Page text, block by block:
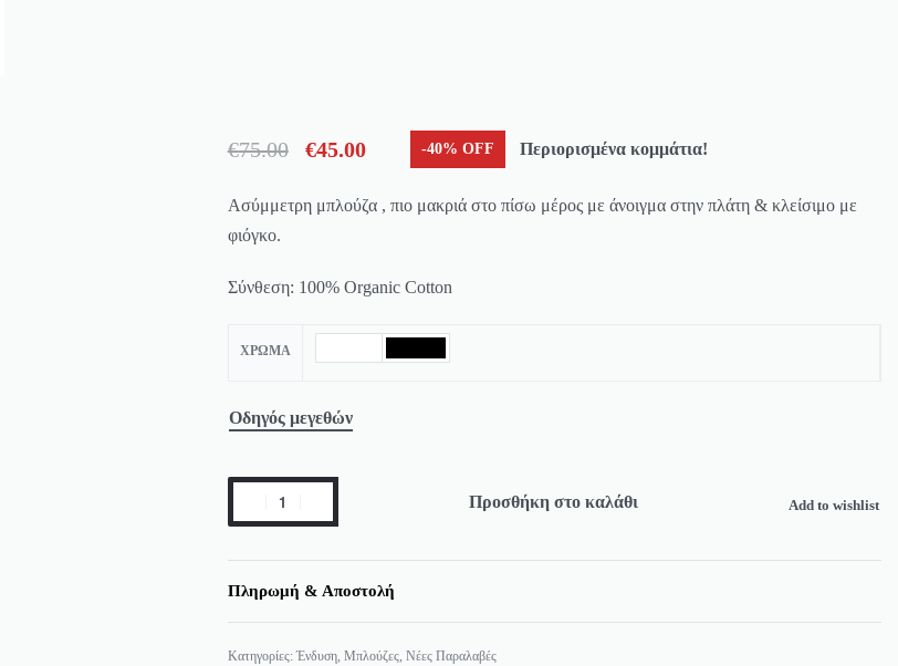
€75.00 €45.00 -40% OFF Περιορισμένα κομμάτια!
Ασύμμετρη μπλούζα , πιο μακριά στο πίσω μέρος με άνοιγμα στην πλάτη & κλείσιμο με
φιόγκο.
Σύνθεση: 100% Organic Cotton
ΧΡΏΜΑ
Οδηγός μεγεθών
Προσθήκη στο καλάθι Add to wishlist
Πληρωμή & Αποστολή
Κατηγορίες:Ένδυση, Μπλούζες, Νέες Παραλαβές